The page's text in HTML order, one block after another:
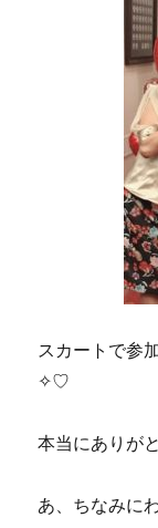
スカートで参
✧♡
本当にありが
あ、ちなみに